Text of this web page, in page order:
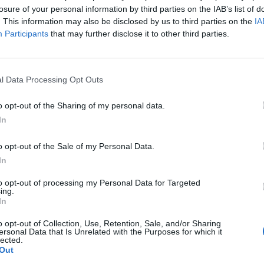
of your personal information by third parties on the IAB’s list of
This information may also be disclosed by us to third parties on the
Participants that may further disclose it to other third parties.
Data Processing Opt Outs
opt-out of the Sharing of my personal data.
opt-out of the Sale of my Personal Data.
opt-out of processing my Personal Data for Targeted
opt-out of Collection, Use, Retention, Sale, and/or Sharing
Data that Is Unrelated with the Purposes for which it
a kamatszint, ha ha jelentősen élénkülne a
Duke, a Fed egyik kormányzója. Duke szerint az
sem a megtakarításoknak nem tesznek jót, a
nyilatkozott a monetáris kilátásokról. Elizabeth Duke
akkor még rosszabb lenne a helyzet, bár a jelenlegi
a megtakarítóknak nem tesz jót. A másik oldalon persze ott
portfolio.hu hírarchívumához tartozik, melynek olvasása
cikkarchívum
elmúlt 2 év napon belüli